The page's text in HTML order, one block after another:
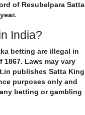
of Resubelpara Satta
India?
betting are illegal in
Laws may vary
publishes Satta King
purposes only and
betting or gambling